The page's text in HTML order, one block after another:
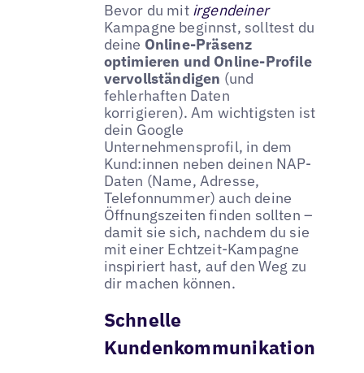
Bevor du mit irgendeiner
Kampagne beginnst, solltest du
deine Online-Präsenz
optimieren und Online-Profile
vervollständigen (und
fehlerhaften Daten
korrigieren). Am wichtigsten ist
dein Google
Unternehmensprofil, in dem
Kund:innen neben deinen NAP-
Daten (Name, Adresse,
Telefonnummer) auch deine
Öffnungszeiten finden sollten –
damit sie sich, nachdem du sie
mit einer Echtzeit-Kampagne
inspiriert hast, auf den Weg zu
dir machen können.
Schnelle
Kundenkommunikation